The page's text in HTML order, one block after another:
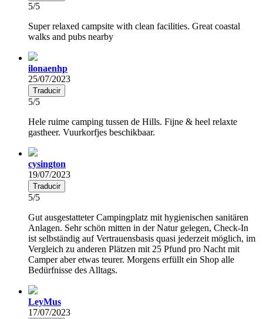
5/5
Super relaxed campsite with clean facilities. Great coastal
walks and pubs nearby
ilonaenhp
25/07/2023
Traducir
5/5
Hele ruime camping tussen de Hills. Fijne & heel relaxte
gastheer. Vuurkorfjes beschikbaar.
cysington
19/07/2023
Traducir
5/5
Gut ausgestatteter Campingplatz mit hygienischen sanitären
Anlagen. Sehr schön mitten in der Natur gelegen, Check-In
ist selbständig auf Vertrauensbasis quasi jederzeit möglich, im
Vergleich zu anderen Plätzen mit 25 Pfund pro Nacht mit
Camper aber etwas teurer. Morgens erfüllt ein Shop alle
Bedürfnisse des Alltags.
LeyMus
17/07/2023